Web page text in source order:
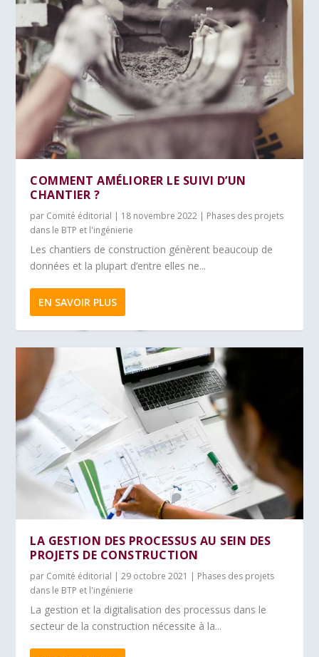
COMMENT AMÉLIORER LE SUIVI D’UN
CHANTIER ?
par Comité éditorial | 18 novembre 2022 | Phases des projets
dans le BTP et l'ingénierie
Les chantiers de construction génèrent beaucoup de
données et la plupart d’entre elles ne...
EN SAVOIR PLUS
LA GESTION DES PROCESSUS AU SEIN DES
PROJETS DE CONSTRUCTION
par Comité éditorial |29 octobre 2021 | Phases des projets
dans le BTP et l'ingénierie
La gestion et la digitalisation des processus dans le
secteur de la construction nécessite à la...